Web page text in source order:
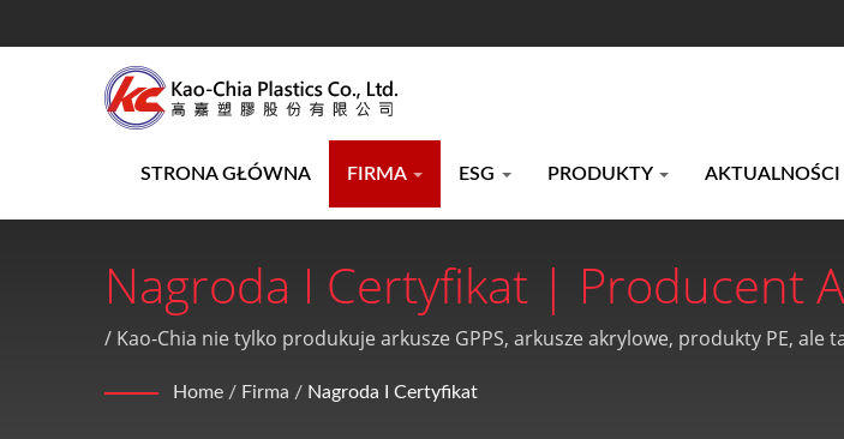
STRONA GŁÓWNA FIRMA ESG PRODUKTY AKTUALNOŚCI
Nagroda I Certyfikat | Producent
Akrylowych I Produktów PE Od
Ltd.
/ Kao-Chia nie tylko produkuje arkusze GPPS, arkusze akrylowe, produkty PE, ale
Home / Firma / Nagroda I Certyfikat